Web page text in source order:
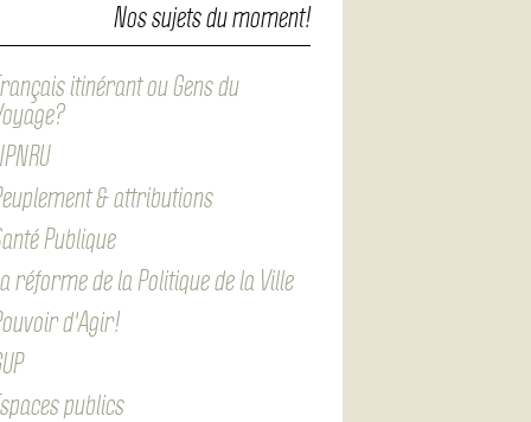
Nos sujets du moment!
itinérant ou Gens du
& attributions
Publique
réforme de la Politique de la Ville
d'Agir!
publics